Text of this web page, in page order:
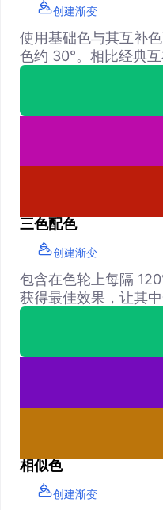
创建渐变
使用基础色与其互补
色约 30°。相比经典
三色配色
创建渐变
包含在色轮上每隔
获得最佳效果，让其
相似色
创建渐变